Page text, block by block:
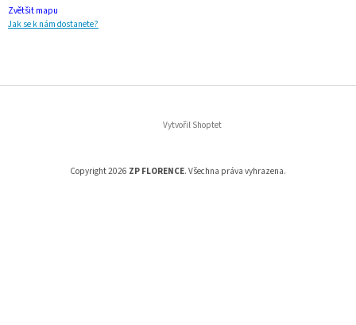
Zvětšit mapu
Jak se k nám dostanete?
Vytvořil Shoptet
Copyright 2026 ZP FLORENCE. Všechna práva vyhrazena.